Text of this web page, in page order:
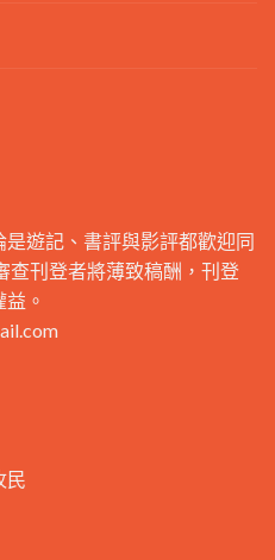
遊記、書評與影評都歡迎同
查刊登者將薄致稿酬，刊登
。
民